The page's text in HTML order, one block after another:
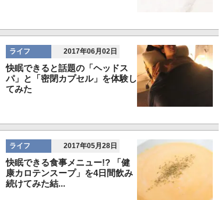
ライフ 2017年06月02日
快眠できると話題の「ヘッドス
パ」と「密閉カプセル」を体験し
てみた
ライフ 2017年05月28日
快眠できる食事メニュー!? 「健
康カロテンスープ」を4日間飲み
続けてみた結...